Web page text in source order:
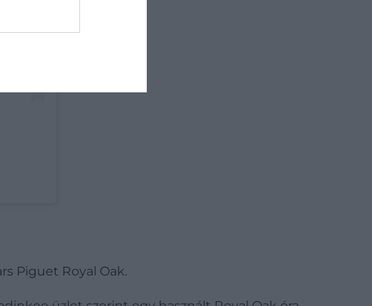
Piguet Royal Oak.